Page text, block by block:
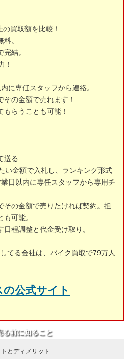
買取額を比較！
。
結。
！
に専任スタッフから連絡。
その金額で売れます！
もらうことも可能！
送る
金額で入札し、ランキング形式
日以内に専任スタッフから専用チ
の金額で売りたければ契約。担
可能。
程調整と代金受け取り。
てる会社は、バイク買取で79万人
公式サイト
る前に知ること
とディメリット